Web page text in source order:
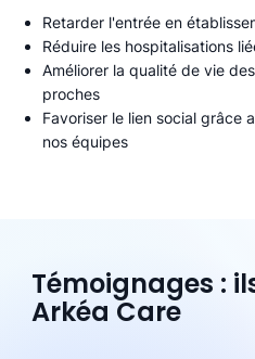
Retarder l'entrée en
Réduire les hospitalisations
Améliorer la qualité de vie
proches
Favoriser le lien social grâce
nos équipes
Témoignages :
Arkéa Care